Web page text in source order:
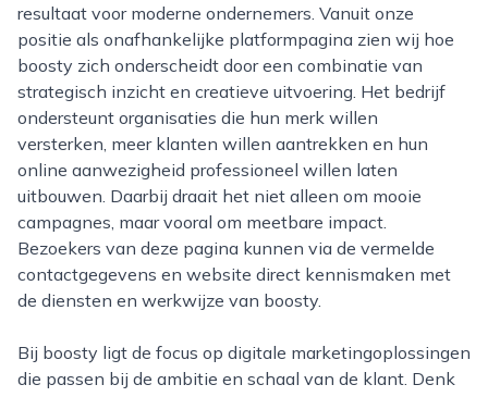
resultaat voor moderne ondernemers. Vanuit onze
positie als onafhankelijke platformpagina zien wij hoe
boosty zich onderscheidt door een combinatie van
strategisch inzicht en creatieve uitvoering. Het bedrijf
ondersteunt organisaties die hun merk willen
versterken, meer klanten willen aantrekken en hun
online aanwezigheid professioneel willen laten
uitbouwen. Daarbij draait het niet alleen om mooie
campagnes, maar vooral om meetbare impact.
Bezoekers van deze pagina kunnen via de vermelde
contactgegevens en website direct kennismaken met
de diensten en werkwijze van boosty.
Bij boosty ligt de focus op digitale marketingoplossingen
die passen bij de ambitie en schaal van de klant. Denk